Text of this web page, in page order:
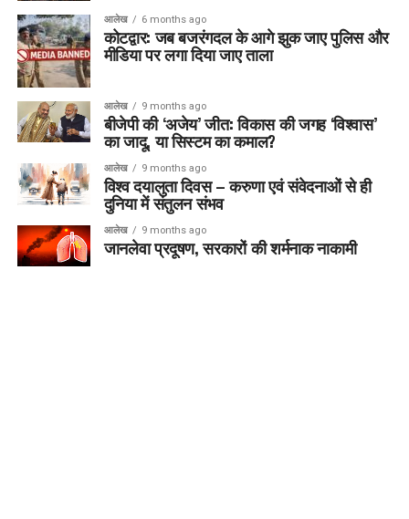
आलेख 6 months ago
कोटद्वार: जब बजरंगदल के आगे झुक जाए पुलिस और
मीडिया पर लगा दिया जाए ताला
आलेख 9 months ago
बीजेपी की ‘अजेय’ जीत: विकास की जगह ‘विश्वास’
का जादू, या सिस्टम का कमाल?
आलेख 9 months ago
विश्व दयालुता दिवस – करुणा एवं संवेदनाओं से ही
दुनिया में संतुलन संभव
आलेख 9 months ago
जानलेवा प्रदूषण, सरकारों की शर्मनाक नाकामी